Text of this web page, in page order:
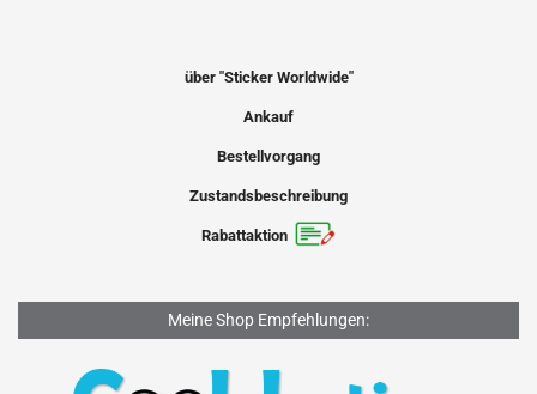
über "Sticker Worldwide"
Ankauf
Bestellvorgang
Zustandsbeschreibung
Rabattaktion
Meine Shop Empfehlungen: